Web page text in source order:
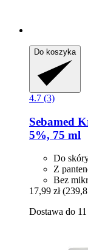
Do koszyka
4.7 (3)
Sebamed
5%, 75 ml
Do
Z
Bez
17,99 zł
Dostawa do